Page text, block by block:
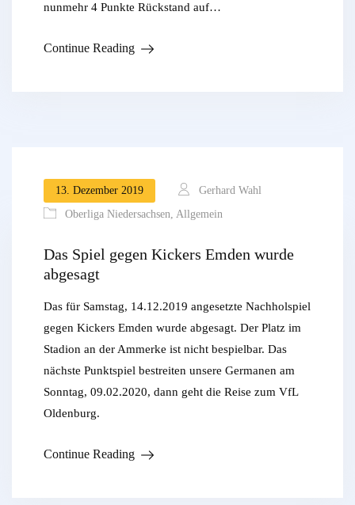
nunmehr 4 Punkte Rückstand auf…
Continue Reading
13. Dezember 2019
Gerhard Wahl
Oberliga Niedersachsen, Allgemein
Das Spiel gegen Kickers Emden wurde
abgesagt
Das für Samstag, 14.12.2019 angesetzte Nachholspiel
gegen Kickers Emden wurde abgesagt. Der Platz im
Stadion an der Ammerke ist nicht bespielbar. Das
nächste Punktspiel bestreiten unsere Germanen am
Sonntag, 09.02.2020, dann geht die Reise zum VfL
Oldenburg.
Continue Reading